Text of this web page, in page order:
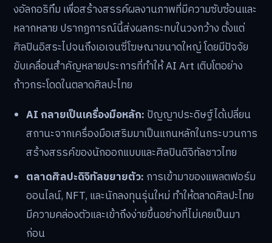
งอัลกอริทึม เพื่อสร้างสรรค์ผลงานภาพที่มีความซับซ้อนและ
หลากหลาย ปรากฏการณ์นี้ส่งผลกระทบในวงกว้าง ตั้งแต่
ศิลปินอิสระไปจนถึงเอเจนซี่โฆษณาขนาดใหญ่ โดยมีปัจจัย
ขับเคลื่อนสำคัญหลายประการที่ทำให้ AI Art เติบโตอย่าง
ก้าวกระโดดในตลาดศิลปะไทย
AI กลายเป็นเครื่องมือหลัก: ปัญญาประดิษฐ์ได้เปลี่ยน
สถานะจากเครื่องมือเสริมมาเป็นแกนหลักในกระบวนการ
สร้างสรรค์ของนักออกแบบและศิลปินดิจิทัลชาวไทย
ตลาดศิลปะดิจิทัลขยายตัว: การเข้ามาของแพลตฟอร์ม
ออนไลน์, NFT, และนักลงทุนรุ่นใหม่ ทำให้ตลาดศิลปะไทย
มีความคล่องตัวและเข้าถึงง่ายขึ้นอย่างที่ไม่เคยเป็นมา
ก่อน